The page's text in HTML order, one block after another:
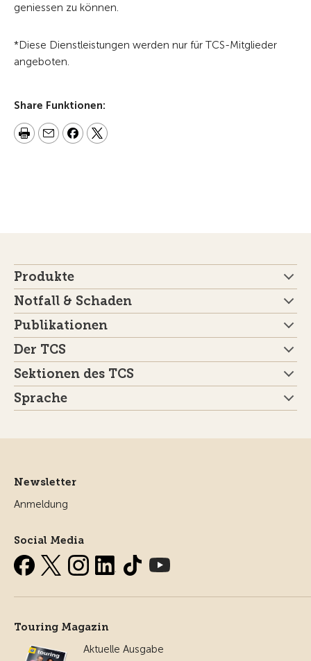
geniessen zu können.
*Diese Dienstleistungen werden nur für TCS-Mitglieder
angeboten.
Share Funktionen:
Produkte
Notfall & Schaden
Publikationen
Der TCS
Sektionen des TCS
Sprache
Newsletter
Anmeldung
Social Media
Touring Magazin
Aktuelle Ausgabe